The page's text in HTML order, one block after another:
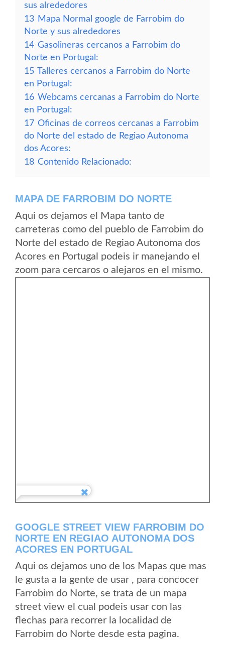
sus alrededores
13 Mapa Normal google de Farrobim do
Norte y sus alrededores
14 Gasolineras cercanos a Farrobim do
Norte en Portugal:
15 Talleres cercanos a Farrobim do Norte
en Portugal:
16 Webcams cercanas a Farrobim do Norte
en Portugal:
17 Oficinas de correos cercanas a Farrobim
do Norte del estado de Regiao Autonoma
dos Acores:
18 Contenido Relacionado:
MAPA DE FARROBIM DO NORTE
Aqui os dejamos el Mapa tanto de
carreteras como del pueblo de Farrobim do
Norte del estado de Regiao Autonoma dos
Acores en Portugal podeis ir manejando el
zoom para cercaros o alejaros en el mismo.
GOOGLE STREET VIEW FARROBIM DO
NORTE EN REGIAO AUTONOMA DOS
ACORES EN PORTUGAL
Aqui os dejamos uno de los Mapas que mas
le gusta a la gente de usar , para concocer
Farrobim do Norte, se trata de un mapa
street view el cual podeis usar con las
flechas para recorrer la localidad de
Farrobim do Norte desde esta pagina.